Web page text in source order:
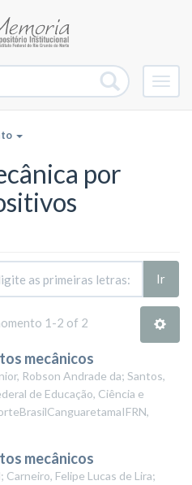
por
Ir
1-2 of 2
mecânicos
Robson Andrade da; Santos,
de Educação, Ciência e
,
mecânicos
Felipe Lucas de Lira;